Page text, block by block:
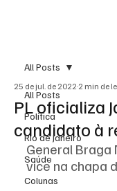
All Posts
Política
Rio de Janeiro
Saúde
Colunas
All Posts
PL oficializa
candidato à
25 de jul. de 2022 2 min de
General
vice na chapa